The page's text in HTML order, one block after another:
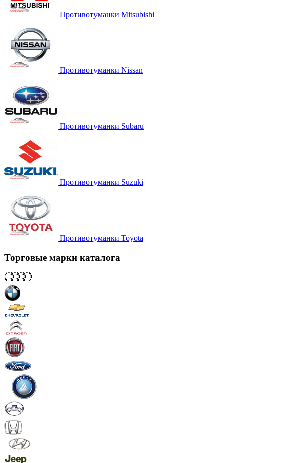
Противотуманки Mitsubishi
Противотуманки Nissan
Противотуманки Subaru
Противотуманки Suzuki
Противотуманки Toyota
Торговые марки каталога